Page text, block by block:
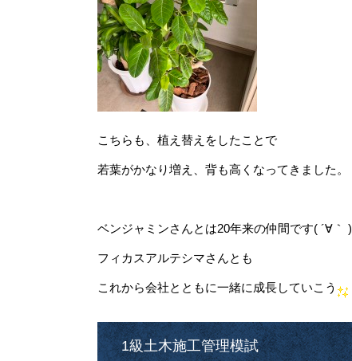
こちらも、植え替えをしたことで
若葉がかなり増え、背も高くなってきました。
ベンジャミンさんとは20年来の仲間です( ´∀｀ )
フィカスアルテシマさんとも
これから会社とともに一緒に成長していこう
1級土木施工管理模試